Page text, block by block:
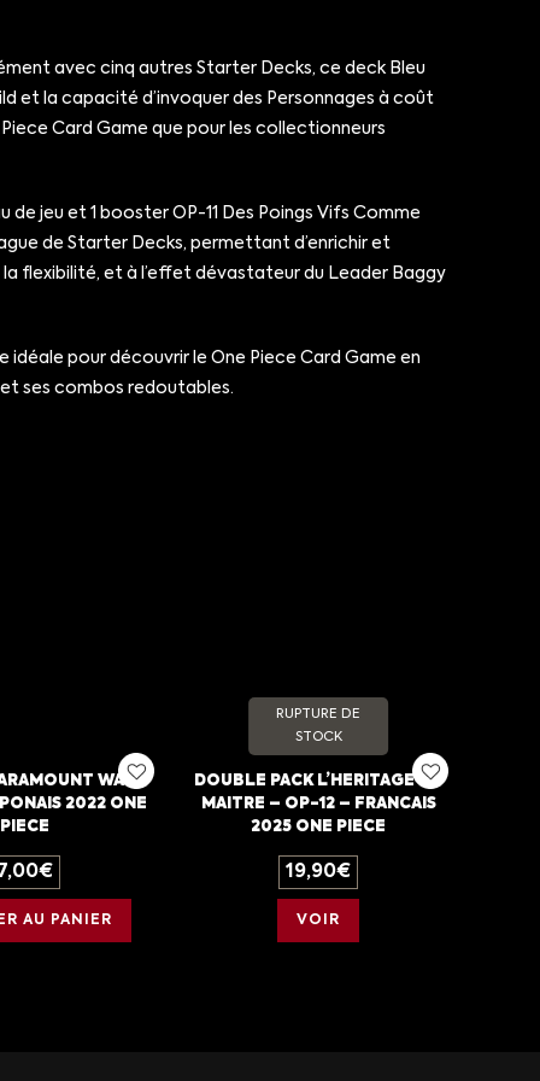
avec cinq autres Starter Decks, ce deck Bleu
et la capacité d’invoquer des Personnages à coût
Card Game que pour les collectionneurs
jeu et 1 booster OP-11 Des Poings Vifs Comme
de Starter Decks, permettant d’enrichir et
flexibilité, et à l’effet dévastateur du Leader Baggy
pour découvrir le One Piece Card Game en
ses combos redoutables.
WAR –
2022 ONE
PIECE
€
AU PANIER
RUPTURE DE
STOCK
DOUBLE PACK L’HERITAGE DU
MAITRE – OP-12 – FRANCAIS
2025 ONE PIECE
19,90€
VOIR